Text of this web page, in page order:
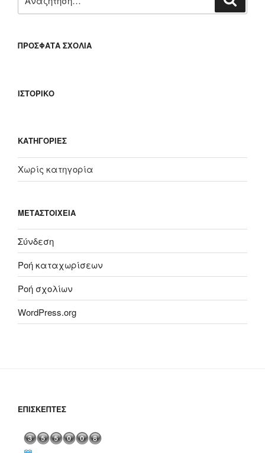
για:
ΠΡΌΣΦΑΤΑ ΣΧΌΛΙΑ
ΙΣΤΟΡΙΚΌ
KΑΤΗΓΟΡΊΕΣ
Χωρίς κατηγορία
ΜΕΤΑΣΤΟΙΧΕΊΑ
Σύνδεση
Ροή καταχωρίσεων
Ροή σχολίων
WordPress.org
ΕΠΙΣΚΈΠΤΕΣ